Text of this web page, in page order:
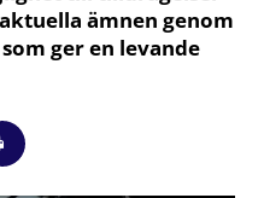
ämnen genom
ger en levande